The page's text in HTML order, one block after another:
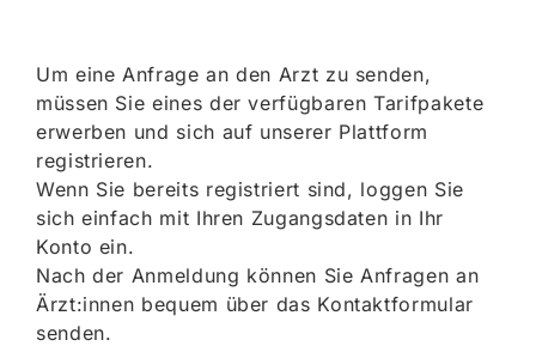
Um eine Anfrage an den Arzt zu senden,
müssen Sie eines der verfügbaren Tarifpakete
erwerben und sich auf unserer Plattform
registrieren.
Wenn Sie bereits registriert sind, loggen Sie
sich einfach mit Ihren Zugangsdaten in Ihr
Konto ein.
Nach der Anmeldung können Sie Anfragen an
Ärzt:innen bequem über das Kontaktformular
senden.